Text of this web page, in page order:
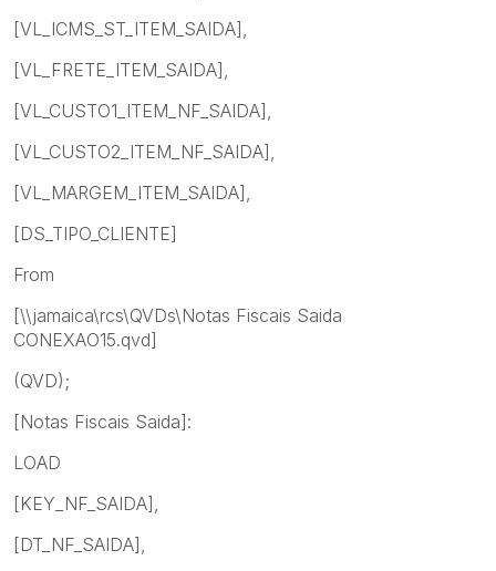
[VL_ICMS_ST_ITEM_SAIDA],
[VL_FRETE_ITEM_SAIDA],
[VL_CUSTO1_ITEM_NF_SAIDA],
[VL_CUSTO2_ITEM_NF_SAIDA],
[VL_MARGEM_ITEM_SAIDA],
[DS_TIPO_CLIENTE]
From
[\\jamaica\rcs\QVDs\Notas Fiscais Saida
CONEXAO15.qvd]
(QVD);
[Notas Fiscais Saida]:
LOAD
[KEY_NF_SAIDA],
[DT_NF_SAIDA],